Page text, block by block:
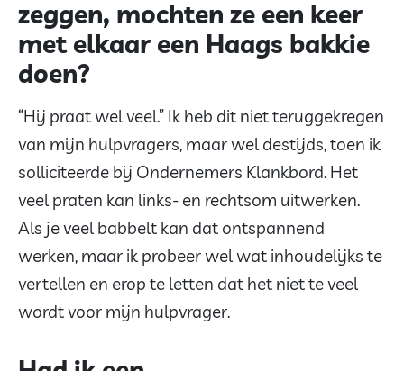
zeggen, mochten ze een keer
met elkaar een Haags bakkie
doen?
“Hij praat wel veel.” Ik heb dit niet teruggekregen
van mijn hulpvragers, maar wel destijds, toen ik
solliciteerde bij Ondernemers Klankbord. Het
veel praten kan links- en rechtsom uitwerken.
Als je veel babbelt kan dat ontspannend
werken, maar ik probeer wel wat inhoudelijks te
vertellen en erop te letten dat het niet te veel
wordt voor mijn hulpvrager.